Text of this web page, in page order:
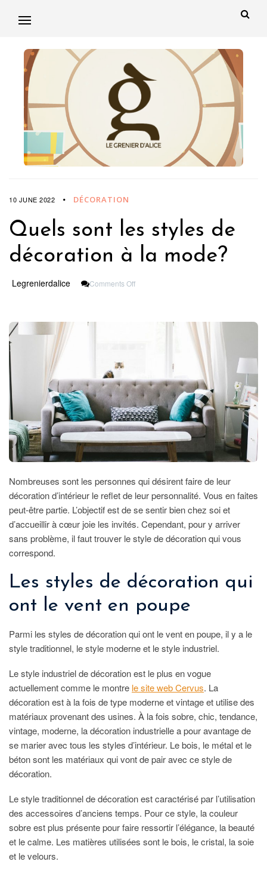
10 JUNE 2022 DÉCORATION
Quels sont les styles de
décoration à la mode?
Legrenierdalice Comments OffOn
Mode?
Nombreuses sont les personnes qui désirent faire de leur
décoration d’intérieur le reflet de leur personnalité. Vous en faites
peut-être partie. L’objectif est de se sentir bien chez soi et
d’accueillir à cœur joie les invités. Cependant, pour y arriver
sans problème, il faut trouver le style de décoration qui vous
correspond.
Les styles de décoration qui
ont le vent en poupe
Parmi les styles de décoration qui ont le vent en poupe, il y a le
style traditionnel, le style moderne et le style industriel.
Le style industriel de décoration est le plus en vogue
actuellement comme le montre le site web Cervus. La
décoration est à la fois de type moderne et vintage et utilise des
matériaux provenant des usines. À la fois sobre, chic, tendance,
vintage, moderne, la décoration industrielle a pour avantage de
se marier avec tous les styles d’intérieur. Le bois, le métal et le
béton sont les matériaux qui vont de pair avec ce style de
décoration.
Le style traditionnel de décoration est caractérisé par l’utilisation
des accessoires d’anciens temps. Pour ce style, la couleur
sobre est plus présente pour faire ressortir l’élégance, la beauté
et le calme. Les matières utilisées sont le bois, le cristal, la soie
et le velours.